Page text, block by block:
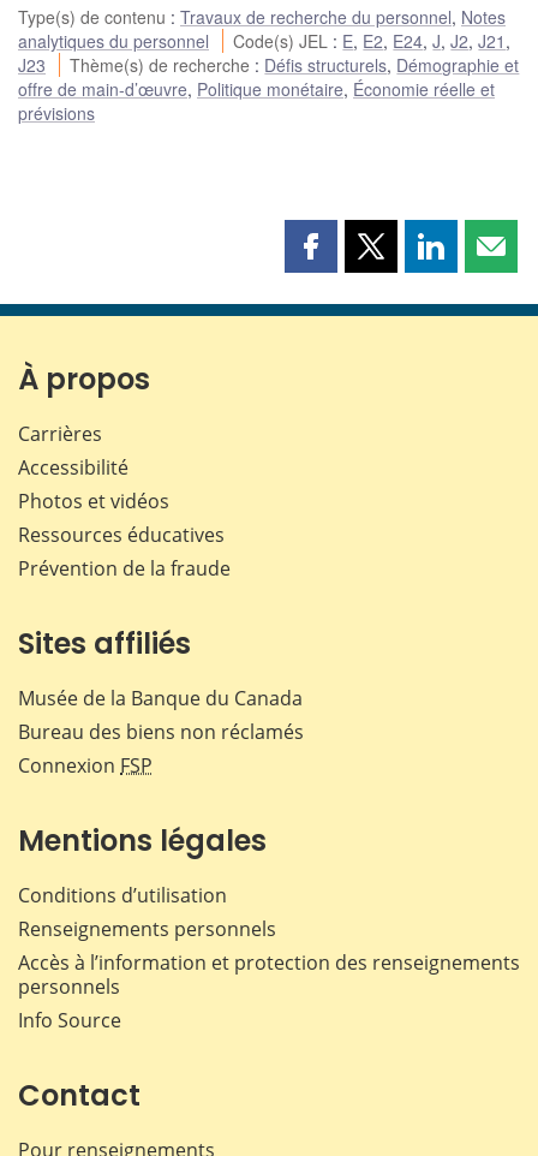
Type(s) de contenu : Travaux de recherche du personnel, Notes
analytiques du personnel
Code(s) JEL : E, E2, E24,J,J2,J21 ,
J23
Thème(s) de recherche : Défis structurels, Démographie et
offre de main-d’œuvre, Politique monétaire, Économie réelle et
prévisions
Partager
page
Partager
page
Partager
page page
À propos
Carrières
Accessibilité
Photos et vidéos
Ressources éducatives
Prévention de la fraude
Sites affiliés
Musée de la Banque du Canada
Bureau des biens non réclamés
Connexion FSP
Mentions légales
Conditions d’utilisation
Renseignements personnels
Accès à l’information et protection des renseignements
personnels
Info Source
Contact
Pour renseignements